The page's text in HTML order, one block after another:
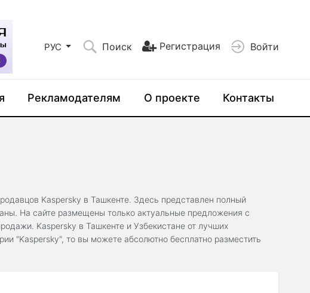
РУС Поиск Регистрация Войти
Рекламодателям О проекте Контакты
Kaspersky в Ташкенте. Здесь представлен полный
На сайте размещены только актуальные предложения с
Kaspersky в Ташкенте и Узбекистане от лучших
"Kaspersky", то вы можете абсолютно бесплатно разместить